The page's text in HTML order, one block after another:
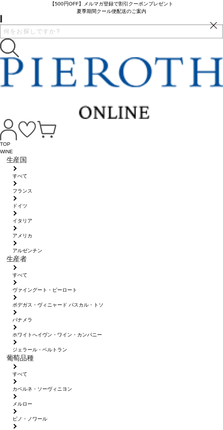
【500円OFF】メルマガ登録で割引クーポンプレゼント
夏季期間クール便配送のご案内
TOP
WINE
生産国
すべて
フランス
ドイツ
イタリア
アメリカ
アルゼンチン
生産者
すべて
ヴァイングート・ピーロート
ボデガス・ヴィニャード パスカル・トソ
パナメラ
ホワイトへイヴン・ワイン・カンパニー
ジェラール・ベルトラン
葡萄品種
すべて
カベルネ・ソーヴィニヨン
メルロー
ピノ・ノワール